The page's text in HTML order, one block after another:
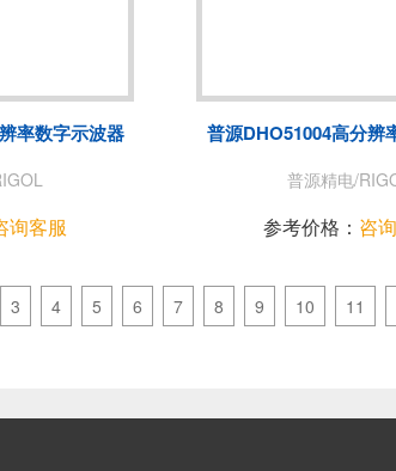
率数字示波器
询客服
普源DHO51004高分辨
普源精电/
参考价格： 咨
3 4 5 6 7 8 9 10 11